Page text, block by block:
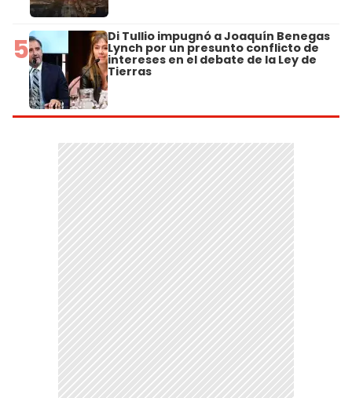
5 Di Tullio impugnó a Joaquín Benegas
Lynch por un presunto conflicto de
intereses en el debate de la Ley de
Tierras